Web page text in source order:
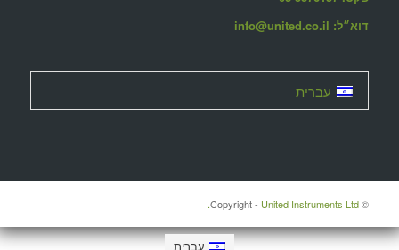
דוא״ל: info@united.co.il
עברית
© ‫Copyright -
United Instruments Ltd.
עברית